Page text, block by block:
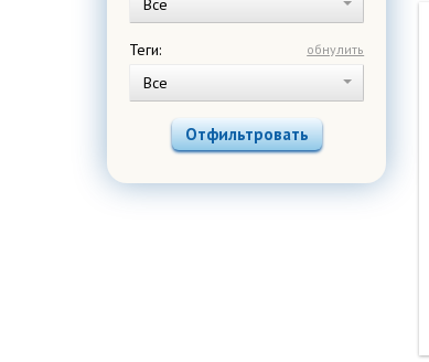
Все
обнулить
Теги:
Все
Отфильтровать